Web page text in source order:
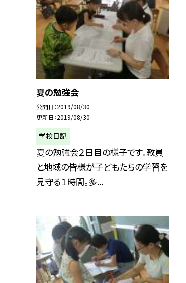
夏の勉強会
公開日 2019/08/30
更新日 2019/08/30
学校日記
夏の勉強会２日目の様子です。教員
と地域の皆様が子どもたちの学習を
見守る１時間。多...